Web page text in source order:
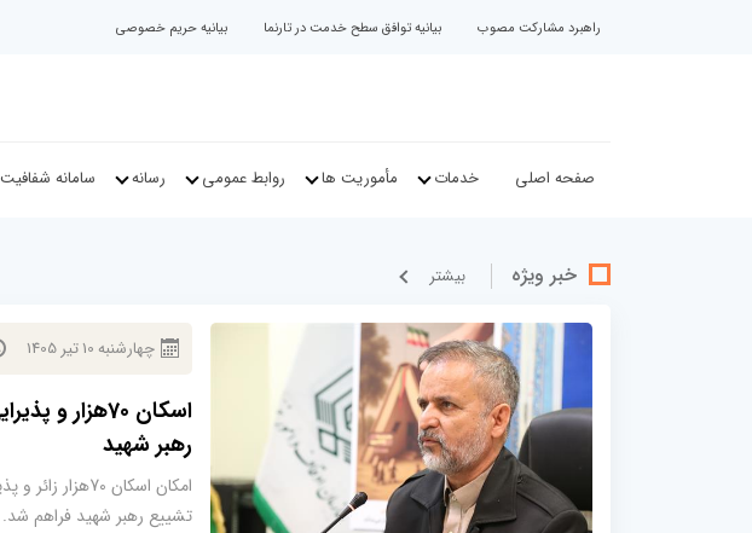
راهبرد مشارکت مصوب بیانیه توافق سطح خدمت در تارنما بیانیه حریم خصوصی
صفحه اصلی خدمات مأموریت ها روابط عمومی رسانه سامانه شفافیت
خبر ویژه بيشتر
چهارشنبه10تير 1405
رهبر شهید
تشییع رهبر شهید فراهم شد.